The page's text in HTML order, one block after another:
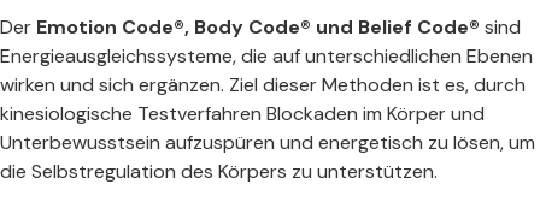
Der Emotion Code®, Body Code® und Belief Code® sind
Energieausgleichssysteme, die auf unterschiedlichen Ebenen
wirken und sich ergänzen. Ziel dieser Methoden ist es, durch
kinesiologische Testverfahren Blockaden im Körper und
Unterbewusstsein aufzuspüren und energetisch zu lösen, um
die Selbstregulation des Körpers zu unterstützen.